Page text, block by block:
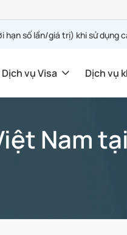
hạn số lần/giá trị) khi sử dụng
Dịch vụ Visa Dịch vụ
Nam